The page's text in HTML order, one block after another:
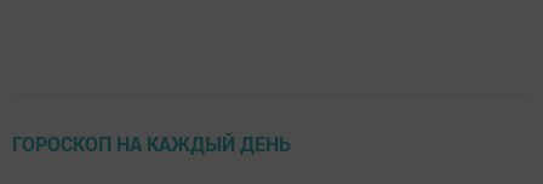
ГОРОСКОП НА КАЖДЫЙ ДЕНЬ